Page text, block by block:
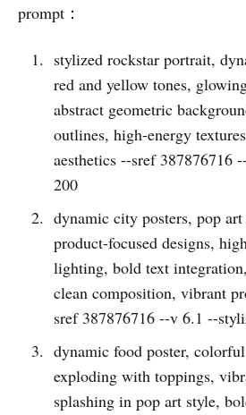
prompt：
stylized rockstar portrait,
red and yellow tones,
abstract geometric
outlines, high-energy
aesthetics --sref 387876716
200
dynamic city posters, pop art
product-focused designs,
lighting, bold text
clean composition, vibrant
sref 387876716 --v 6.1 --
dynamic food poster,
exploding with toppings,
splashing in pop art style,